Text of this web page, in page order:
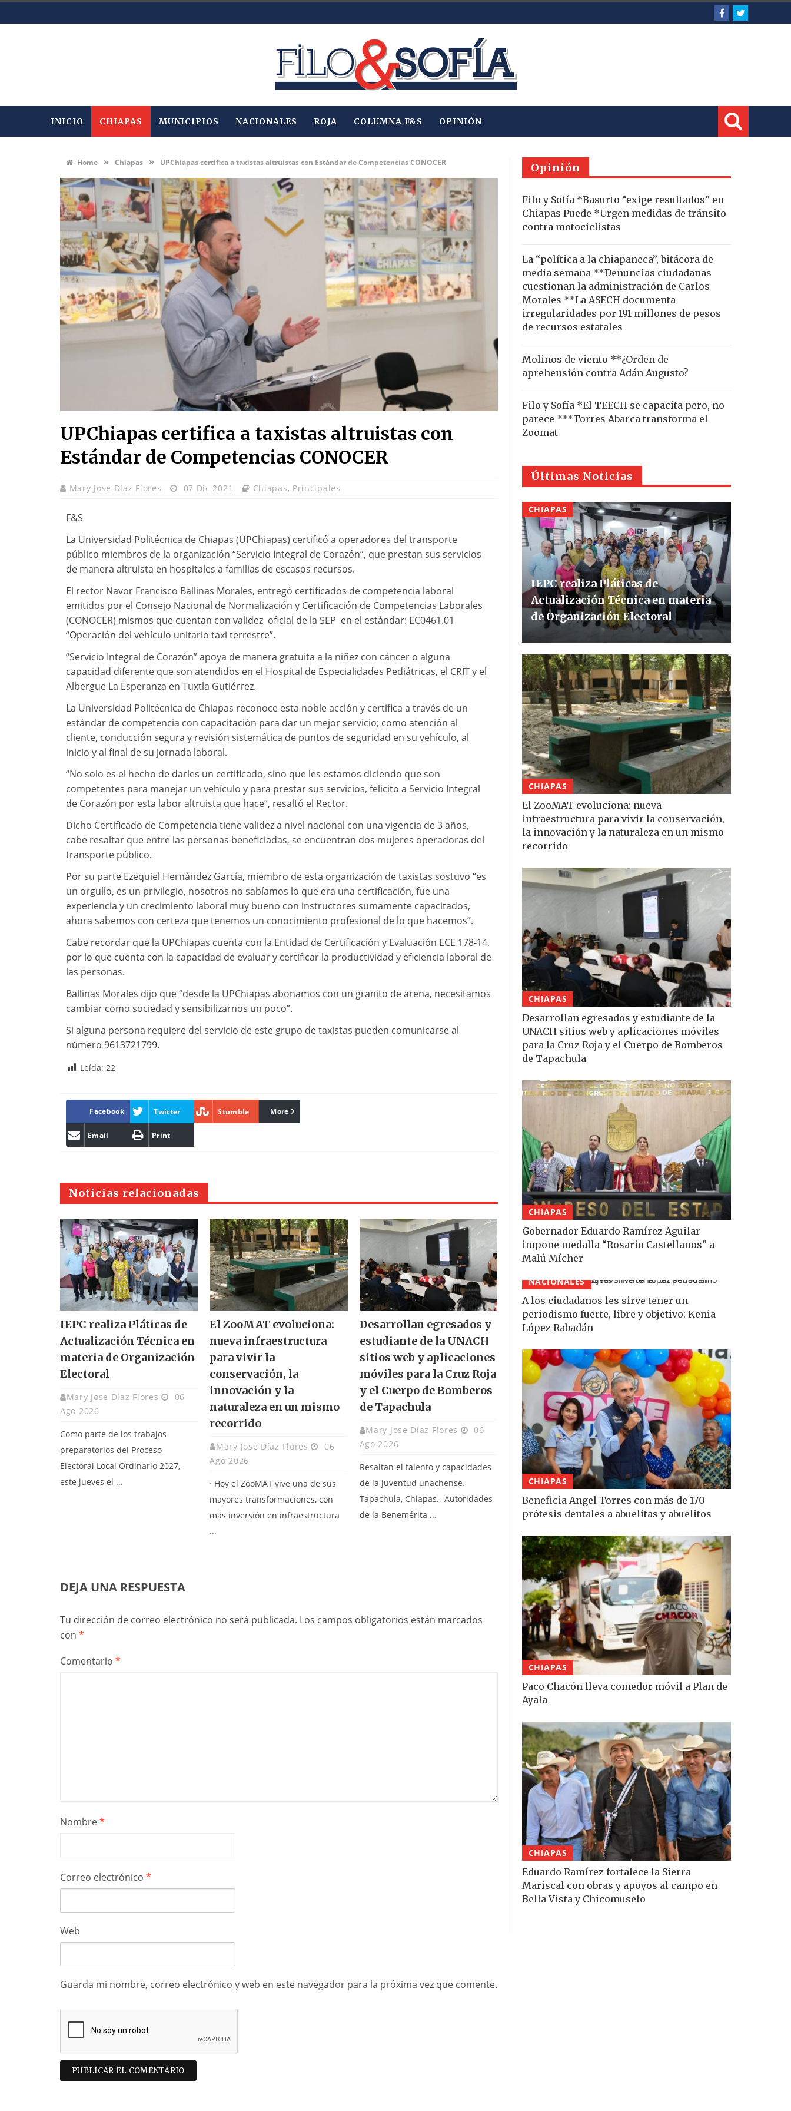
INICIO CHIAPAS MUNICIPIOS NACIONALES ROJA COLUMNA F&S OPINIÓN
Home » Chiapas » UPChiapas certifica a taxistas altruistas con Estándar de Competencias CONOCER
UPChiapas certifica a taxistas altruistas con
Estándar de Competencias CONOCER
Mary Jose Díaz Flores 07 Dic 2021 Chiapas, Principales
F&S
La Universidad Politécnica de Chiapas (UPChiapas) certificó a operadores del transporte
público miembros de la organización “Servicio Integral de Corazón”, que prestan sus servicios
de manera altruista en hospitales a familias de escasos recursos.
El rector Navor Francisco Ballinas Morales, entregó certificados de competencia laboral
emitidos por el Consejo Nacional de Normalización y Certificación de Competencias Laborales
(CONOCER) mismos que cuentan con validez oficial de la SEP en el estándar: EC0461.01
“Operación del vehículo unitario taxi terrestre”.
“Servicio Integral de Corazón” apoya de manera gratuita a la niñez con cáncer o alguna
capacidad diferente que son atendidos en el Hospital de Especialidades Pediátricas, el CRIT y el
Albergue La Esperanza en Tuxtla Gutiérrez.
La Universidad Politécnica de Chiapas reconoce esta noble acción y certifica a través de un
estándar de competencia con capacitación para dar un mejor servicio; como atención al
cliente, conducción segura y revisión sistemática de puntos de seguridad en su vehículo, al
inicio y al final de su jornada laboral.
“No solo es el hecho de darles un certificado, sino que les estamos diciendo que son
competentes para manejar un vehículo y para prestar sus servicios, felicito a Servicio Integral
de Corazón por esta labor altruista que hace”, resaltó el Rector.
Dicho Certificado de Competencia tiene validez a nivel nacional con una vigencia de 3 años,
cabe resaltar que entre las personas beneficiadas, se encuentran dos mujeres operadoras del
transporte público.
Por su parte Ezequiel Hernández García, miembro de esta organización de taxistas sostuvo “es
un orgullo, es un privilegio, nosotros no sabíamos lo que era una certificación, fue una
experiencia y un crecimiento laboral muy bueno con instructores sumamente capacitados,
ahora sabemos con certeza que tenemos un conocimiento profesional de lo que hacemos”.
Cabe recordar que la UPChiapas cuenta con la Entidad de Certificación y Evaluación ECE 178-14,
por lo que cuenta con la capacidad de evaluar y certificar la productividad y eficiencia laboral de
las personas.
Ballinas Morales dijo que “desde la UPChiapas abonamos con un granito de arena, necesitamos
cambiar como sociedad y sensibilizarnos un poco”.
Si alguna persona requiere del servicio de este grupo de taxistas pueden comunicarse al
número 9613721799.
Leída: 22
Facebook Twitter Stumble linkedin
Email Print
More
Noticias relacionadas
IEPC realiza Pláticas de
Actualización Técnica en
materia de Organización
Electoral
Mary Jose Díaz Flores
06
Ago 2026
Como parte de los trabajos
preparatorios del Proceso
Electoral Local Ordinario 2027,
este jueves el ...
El ZooMAT evoluciona:
nueva infraestructura
para vivir la
conservación, la
innovación y la
naturaleza en un mismo
recorrido
Mary Jose Díaz Flores
06
Ago 2026
· Hoy el ZooMAT vive una de sus
mayores transformaciones, con
más inversión en infraestructura
...
Desarrollan egresados y
estudiante de la UNACH
sitios web y aplicaciones
móviles para la Cruz Roja
y el Cuerpo de Bomberos
de Tapachula
Mary Jose Díaz Flores
06
Ago 2026
Resaltan el talento y capacidades
de la juventud unachense.
Tapachula, Chiapas.- Autoridades
de la Benemérita ...
DEJA UNA RESPUESTA
Tu dirección de correo electrónico no será publicada. Los campos obligatorios están marcados
con *
Comentario *
Nombre*
Correo electrónico *
Web
Guarda mi nombre, correo electrónico y web en este navegador para la próxima vez que comente.
Opinión
Filo y Sofía *Basurto “exige resultados” en
Chiapas Puede *Urgen medidas de tránsito
contra motociclistas
La “política a la chiapaneca”, bitácora de
media semana **Denuncias ciudadanas
cuestionan la administración de Carlos
Morales **La ASECH documenta
irregularidades por 191 millones de pesos
de recursos estatales
Molinos de viento **¿Orden de
aprehensión contra Adán Augusto?
Filo y Sofía *El TEECH se capacita pero, no
parece ***Torres Abarca transforma el
Zoomat
Últimas Noticias
CHIAPAS
IEPC realiza Pláticas de
Actualización Técnica en materia
de Organización Electoral
CHIAPAS
El ZooMAT evoluciona: nueva
infraestructura para vivir la conservación,
la innovación y la naturaleza en un mismo
recorrido
CHIAPAS
Desarrollan egresados y estudiante de la
UNACH sitios web y aplicaciones móviles
para la Cruz Roja y el Cuerpo de Bomberos
de Tapachula
CHIAPAS
Gobernador Eduardo Ramírez Aguilar
impone medalla “Rosario Castellanos” a
Malú Mícher
NACIONALES
A los ciudadanos les sirve tener un
periodismo fuerte, libre y objetivo: Kenia
López Rabadán
CHIAPAS
Beneficia Angel Torres con más de 170
prótesis dentales a abuelitas y abuelitos
CHIAPAS
Paco Chacón lleva comedor móvil a Plan de
Ayala
CHIAPAS
Eduardo Ramírez fortalece la Sierra
Mariscal con obras y apoyos al campo en
Bella Vista y Chicomuselo